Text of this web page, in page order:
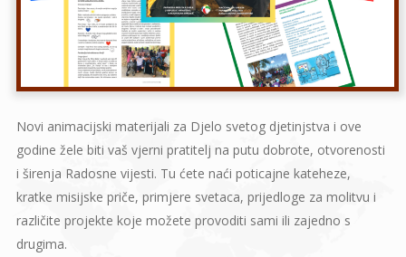
Novi animacijski materijali za Djelo svetog djetinjstva i ove
godine žele biti vaš vjerni pratitelj na putu dobrote, otvorenosti
i širenja Radosne vijesti. Tu ćete naći poticajne kateheze,
kratke misijske priče, primjere svetaca, prijedloge za molitvu i
različite projekte koje možete provoditi sami ili zajedno s
drugima.